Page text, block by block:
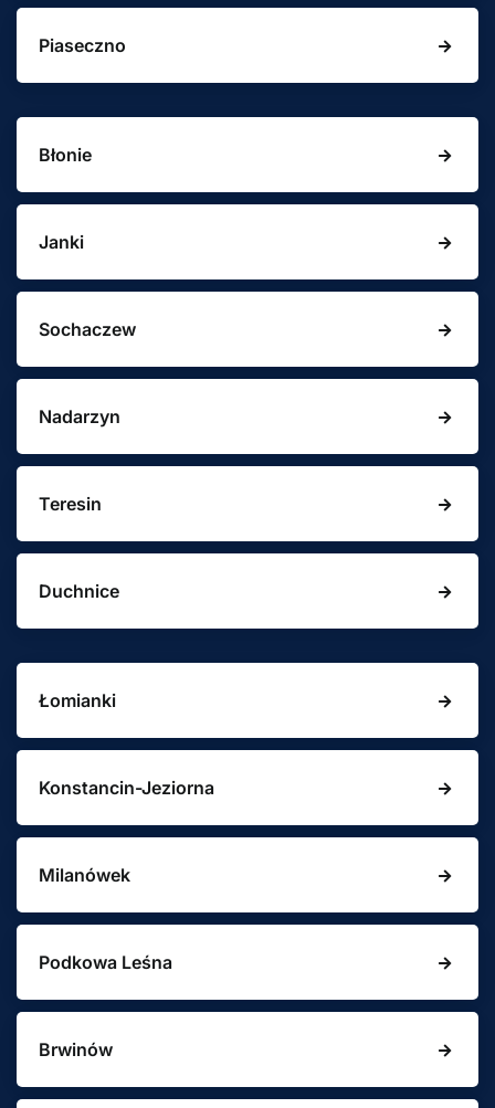
Piaseczno
Błonie
Janki
Sochaczew
Nadarzyn
Teresin
Duchnice
Łomianki
Konstancin-Jeziorna
Milanówek
Podkowa Leśna
Brwinów